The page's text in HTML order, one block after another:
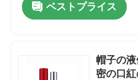
ベストプライス
帽子の
密の口